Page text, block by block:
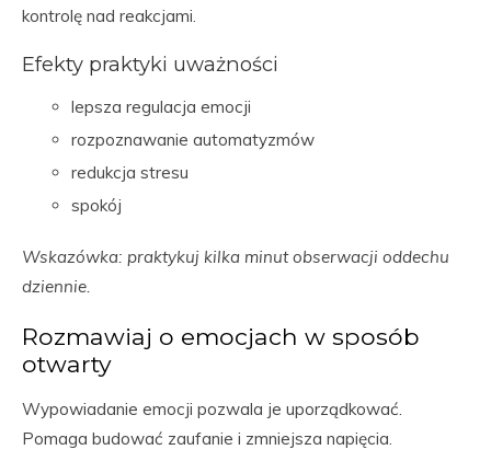
kontrolę nad reakcjami.
Efekty praktyki uważności
lepsza regulacja emocji
rozpoznawanie automatyzmów
redukcja stresu
spokój
Wskazówka: praktykuj kilka minut obserwacji oddechu
dziennie.
Rozmawiaj o emocjach w sposób
otwarty
Wypowiadanie emocji pozwala je uporządkować.
Pomaga budować zaufanie i zmniejsza napięcia.